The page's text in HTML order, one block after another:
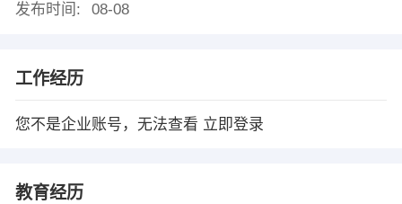
发布时间:
08-08
工作经历
您不是企业账号，无法查看 立即登录
教育经历